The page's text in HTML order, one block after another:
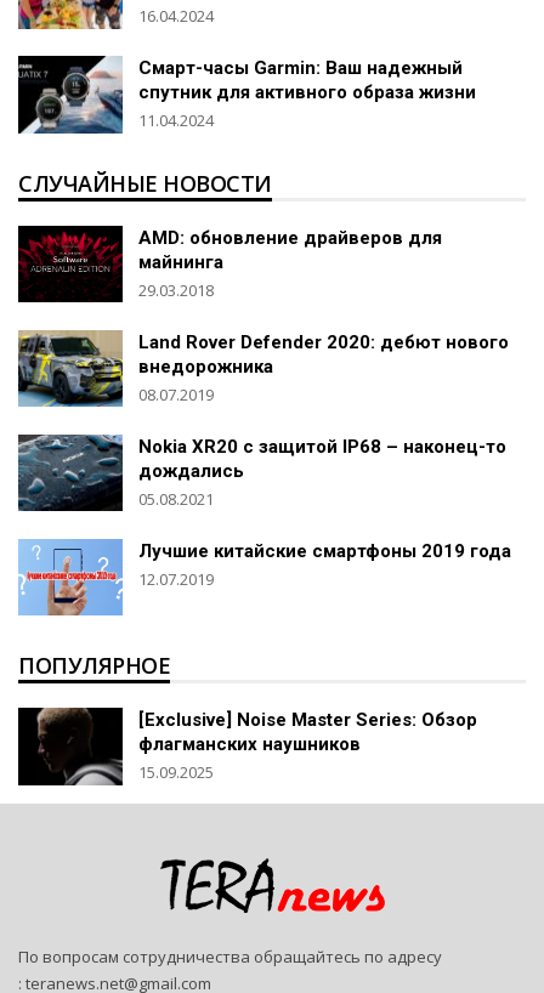
16.04.2024
Смарт-часы Garmin: Ваш надежный
спутник для активного образа жизни
11.04.2024
СЛУЧАЙНЫЕ НОВОСТИ
AMD: обновление драйверов для
майнинга
29.03.2018
Land Rover Defender 2020: дебют нового
внедорожника
08.07.2019
Nokia XR20 с защитой IP68 – наконец-то
дождались
05.08.2021
Лучшие китайские смартфоны 2019 года
12.07.2019
ПОПУЛЯРНОЕ
[Exclusive] Noise Master Series: Обзор
флагманских наушников
15.09.2025
По вопросам сотрудничества обращайтесь по адресу
: teranews.net@gmail.com